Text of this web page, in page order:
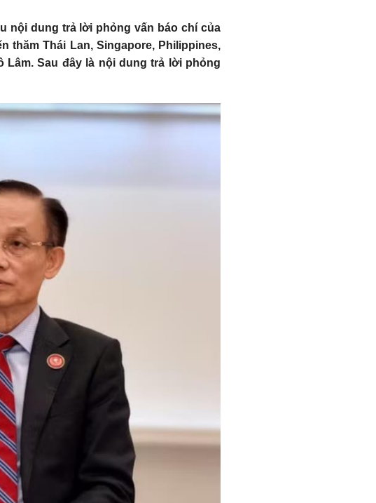
nội dung trả lời phỏng vấn báo chí của
thăm Thái Lan, Singapore, Philippines,
Sau đây là nội dung trả lời phỏng